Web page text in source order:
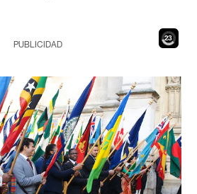
21
PUBLICIDAD